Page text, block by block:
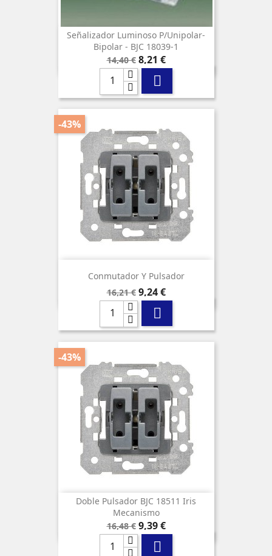
Señalizador Luminoso P/unipolar-
Bipolar - BJC 18039-1
Precio
base
14,40 € Precio
8,21 €

Conmutador Y Pulsador
Precio
base
16,21 €
-43%
Precio
9,24 €

Doble Pulsador BJC 18511 Iris
Mecanismo
Precio
base
16,48 €
-43%
Precio
9,39 €
